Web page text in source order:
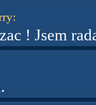
:
! Jsem